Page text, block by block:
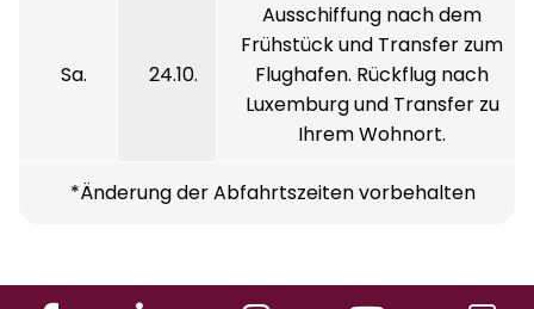
Sa. 24.10.
Ausschiffung nach dem
Frühstück und Transfer zum
Flughafen. Rückflug nach
Luxemburg und Transfer zu
Ihrem Wohnort.
*Änderung der Abfahrtszeiten vorbehalten